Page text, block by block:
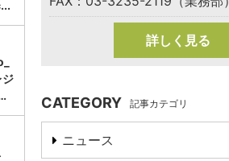
ジ
詳しく見る
CATEGORY 記事カテゴリ
ニュース